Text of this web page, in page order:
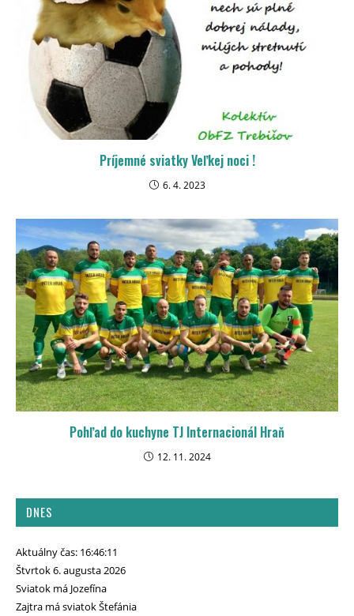
Príjemné sviatky Veľkej noci !
6. 4. 2023
Pohľad do kuchyne TJ Internacionál Hraň
12. 11. 2024
DNES
Aktuálny čas: 16:46:12
Štvrtok 6. augusta 2026
Sviatok má Jozefína
Zajtra má sviatok Štefánia